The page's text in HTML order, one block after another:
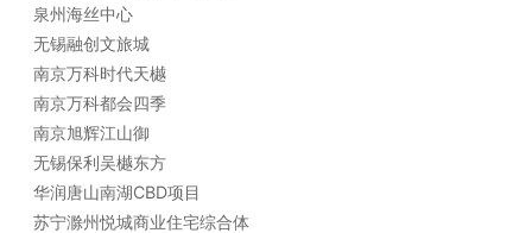
泉州海丝中心
无锡融创文旅城
南京万科时代天樾
南京万科都会四季
南京旭辉江山御
无锡保利吴樾东方
华润唐山南湖CBD项目
苏宁滁州悦城商业住宅综合体